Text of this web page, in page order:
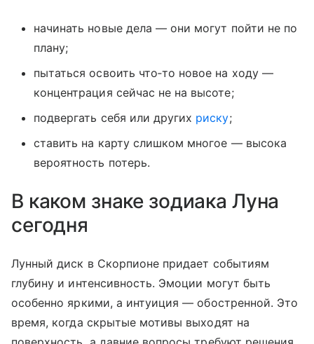
начинать новые дела — они могут пойти не по
плану;
пытаться освоить что‑то новое на ходу —
концентрация сейчас не на высоте;
подвергать себя или других риску;
ставить на карту слишком многое — высока
вероятность потерь.
В каком знаке зодиака Луна
сегодня
Лунный диск в Скорпионе придает событиям
глубину и интенсивность. Эмоции могут быть
особенно яркими, а интуиция — обостренной. Это
время, когда скрытые мотивы выходят на